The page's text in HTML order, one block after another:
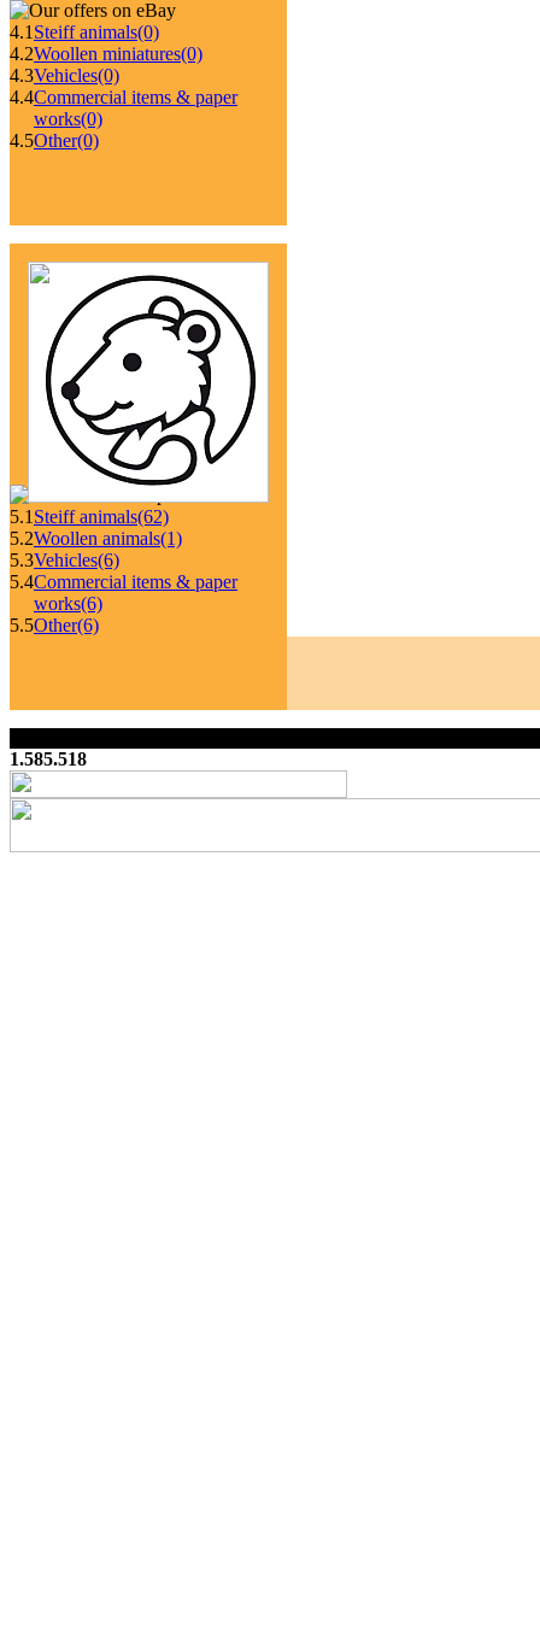
4.1 Steiff animals(0)
4.2Woollen miniatures(0)
4.3Vehicles(0)
4.4Commercial items & paper
works(0)
4.5Other(0)
5.1 Steiff animals(62)
5.2Woollen animals(1)
5.3Vehicles(6)
5.4Commercial items & paper
works(6)
5.5Other(6)
1.585.518